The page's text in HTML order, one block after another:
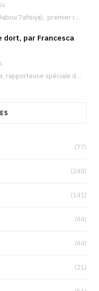
Le cave de Hafisa (9abou 7afisiya), premier roman du journaliste tunisien Mohamed Amine Ben Hlel,…
dort, par Francesca
Francesca Albanese, rapporteuse spéciale de l’ONU sur les territoires palestiniens occupés, était à Tunis pour…
(77)
(248)
(141)
(44)
(44)
(21)